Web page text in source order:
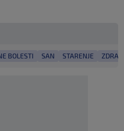
BOLESTI SAN STARENJE